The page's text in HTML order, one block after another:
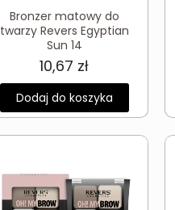
Bronzer matowy do
twarzy Revers Egyptian
Sun 14
10,67 zł
Dodaj do koszyka